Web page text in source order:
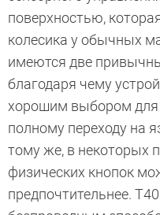
поверхностью,
колесика у обычных
имеются две
благодаря чему
хорошим выбором для
полному переходу на
тому же, в некоторых
физических кнопок
предпочтительнее.